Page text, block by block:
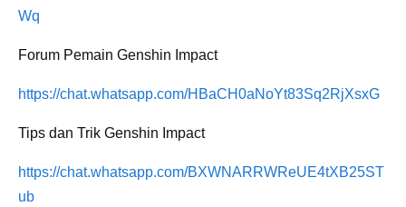
Wq
Forum Pemain Genshin Impact
https://chat.whatsapp.com/HBaCH0aNoYt83Sq2RjXsxG
Tips dan Trik Genshin Impact
https://chat.whatsapp.com/BXWNARRWReUE4tXB25ST
ub